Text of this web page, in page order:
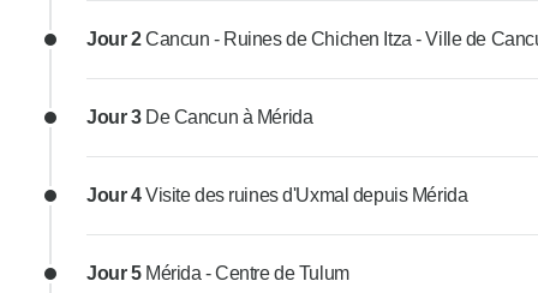
Jour 2Cancun - Ruines de Chichen Itza - Ville de
Jour 3 De Cancun à Mérida
Jour 4Visite des ruines d'Uxmal depuis Mérida
Jour 5 Mérida - Centre de Tulum